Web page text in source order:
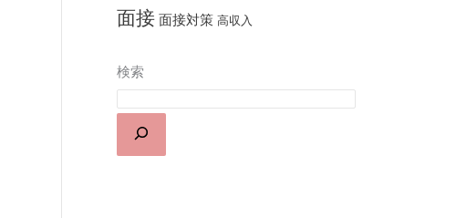
面接 面接対策 高収入
検索